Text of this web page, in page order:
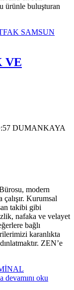
ürünle buluşturan
SAMSUN
VE
DUMANKAYA
modern
Kurumsal
takibi gibi
nafaka ve velayet
bağlı
karanlıkta
ZEN’e
devamını oku